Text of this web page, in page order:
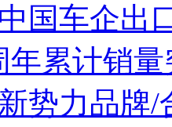
国车企出
年累计销
势力品牌